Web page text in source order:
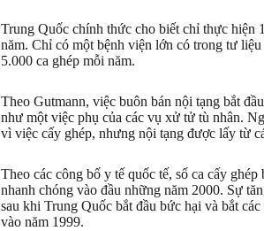
Trung Quốc chính thức cho biết chỉ thực hiện
năm. Chỉ có một bệnh viện lớn có trong tư
5.000 ca ghép mỗi năm.
Theo Gutmann, việc buôn bán nội tạng bắt
như một việc phụ của các vụ xử tử tù nhân.
vì việc cấy ghép, nhưng nội tạng được lấy từ
Theo các công bố y tế quốc tế, số ca cấy ghép
nhanh chóng vào đầu những năm 2000. Sự
sau khi Trung Quốc bắt đầu bức hại và bắt
vào năm 1999.